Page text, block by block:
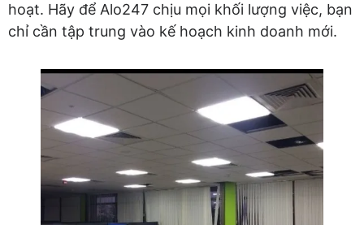
hoạt. Hãy để Alo247 chịu mọi khối lượng việc, bạn
chỉ cần tập trung vào kế hoạch kinh doanh mới.